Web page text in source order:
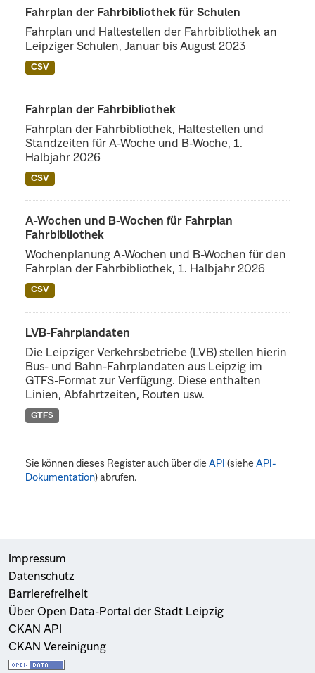
Fahrplan der Fahrbibliothek für Schulen
Fahrplan und Haltestellen der Fahrbibliothek an
Leipziger Schulen, Januar bis August 2023
CSV
Fahrplan der Fahrbibliothek
Fahrplan der Fahrbibliothek, Haltestellen und
Standzeiten für A-Woche und B-Woche, 1.
Halbjahr 2026
CSV
A-Wochen und B-Wochen für Fahrplan
Fahrbibliothek
Wochenplanung A-Wochen und B-Wochen für den
Fahrplan der Fahrbibliothek, 1. Halbjahr 2026
CSV
LVB-Fahrplandaten
Die Leipziger Verkehrsbetriebe (LVB) stellen hierin
Bus- und Bahn-Fahrplandaten aus Leipzig im
GTFS-Format zur Verfügung. Diese enthalten
Linien, Abfahrtzeiten, Routen usw.
GTFS
Sie können dieses Register auch über dieAPI (sieheAPI-
Dokumentation) abrufen.
Impressum
Datenschutz
Barrierefreiheit
Über Open Data-Portal der Stadt Leipzig
CKAN API
CKAN Vereinigung